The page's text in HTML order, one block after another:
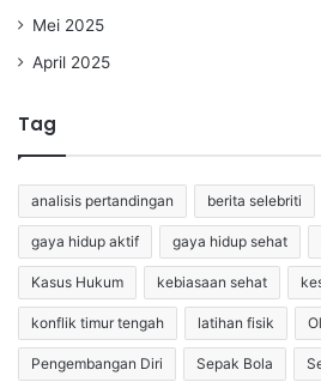
Mei 2025
April 2025
Tag
analisis pertandingan berita selebriti
gaya hidup aktif gaya hidup sehat
Kasus Hukum kebiasaan sehat
konflik timur tengah latihan fisik
Pengembangan Diri Sepak Bola